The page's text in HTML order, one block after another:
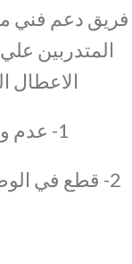
فريق دعم فني
المتدربين
الاعطال
1- عدم وصول الكهرباء إلى الموتور.
2- قطع في الوصلات الكهربائية المتصلة بالموتور.